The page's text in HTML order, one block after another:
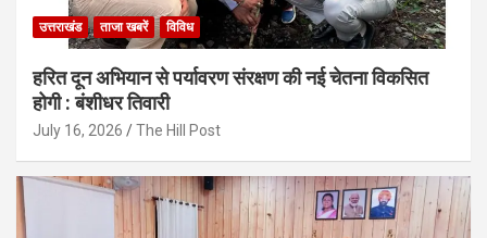
उत्तराखंड ताजा खबरें विविध
हरित दून अभियान से पर्यावरण संरक्षण की नई चेतना विकसित
होगी : बंशीधर तिवारी
July 16, 2026 The Hill Post